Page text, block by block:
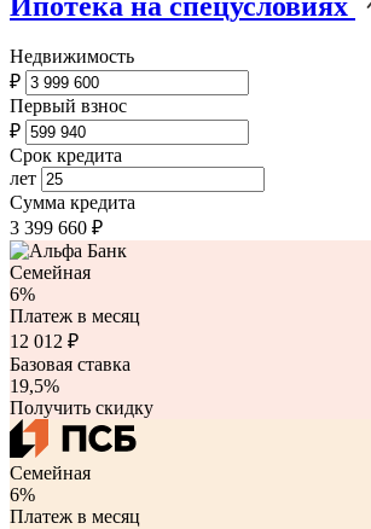
Недвижимость
₽
Первый взнос
₽
Срок кредита
лет
Сумма кредита
3 399 660 ₽
Семейная
6%
Платеж в месяц
12 012 ₽
Базовая ставка
19,5%
Получить скидку
Семейная
6%
Платеж в месяц